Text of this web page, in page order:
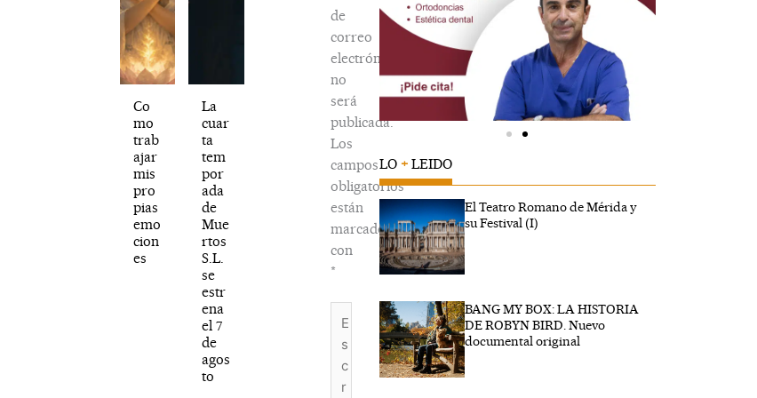
Co
mo
trab
ajar
mis
pro
pias
emo
cion
es
La
cuar
ta
tem
por
ada
de
Mue
rtos
S.L.
se
estr
ena
el 7
de
agos
to
de
correo
electrónico
no
será
publicada.
Los
campos
obligatorios
están
marcados
con
*
aquí...
LO +LEIDO
El Teatro Romano de Mérida y
su Festival (I)
BANG MY BOX: LA HISTORIA
DE ROBYN BIRD. Nuevo
documental original